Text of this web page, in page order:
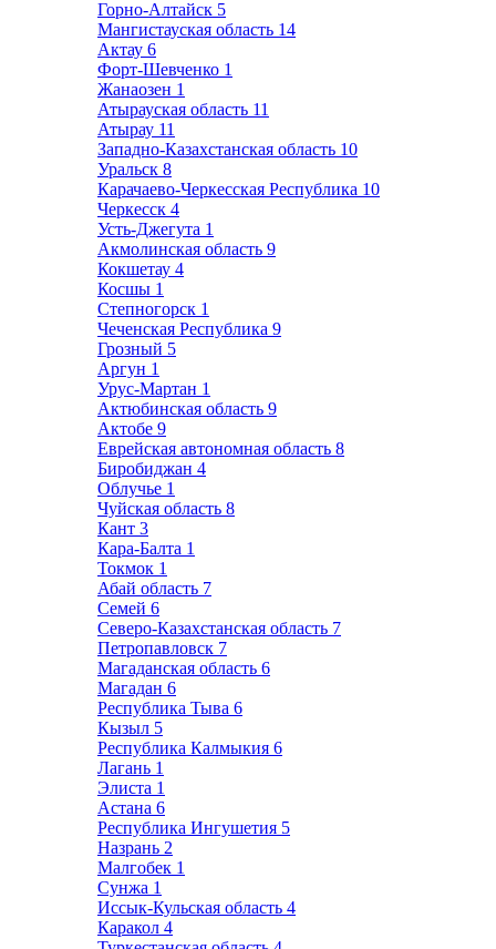
Горно-Алтайск 5
Мангистауская область 14
Актау 6
Форт-Шевченко 1
Жанаозен 1
Атырауская область 11
Атырау 11
Западно-Казахстанская область 10
Уральск 8
Карачаево-Черкесская Республика 10
Черкесск 4
Усть-Джегута 1
Акмолинская область 9
Кокшетау 4
Косшы 1
Степногорск 1
Чеченская Республика 9
Грозный 5
Аргун 1
Урус-Мартан 1
Актюбинская область 9
Актобе 9
Еврейская автономная область 8
Биробиджан 4
Облучье 1
Чуйская область 8
Кант 3
Кара-Балта 1
Токмок 1
Абай область 7
Семей 6
Северо-Казахстанская область 7
Петропавловск 7
Магаданская область 6
Магадан 6
Республика Тыва 6
Кызыл 5
Республика Калмыкия 6
Лагань 1
Элиста 1
Астана 6
Республика Ингушетия 5
Назрань 2
Малгобек 1
Сунжа 1
Иссык-Кульская область 4
Каракол 4